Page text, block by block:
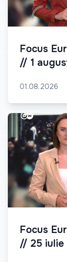
Focus
// 1
01.08.2026
Focus
// 25 iulie